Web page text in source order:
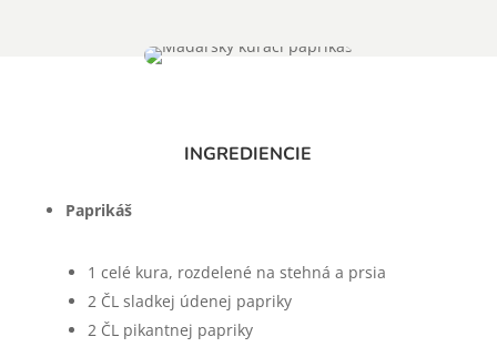
INGREDIENCIE
Paprikáš
1 celé kura, rozdelené na stehná a prsia
2 ČL sladkej údenej papriky
2 ČL pikantnej papriky